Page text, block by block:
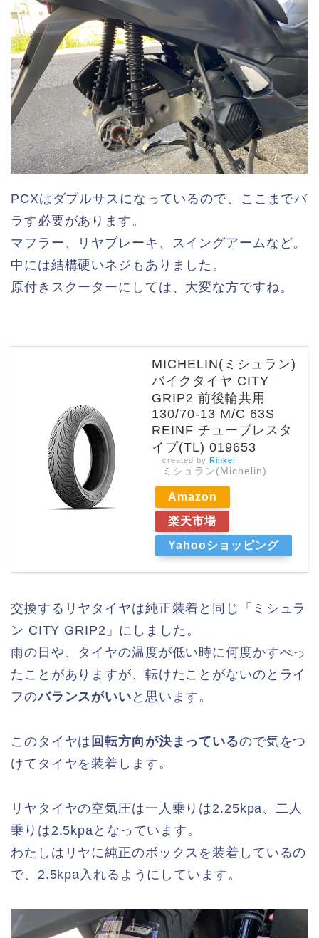
PCXはダブルサスになっているので、ここまでバ
ラす必要があります。
マフラー、リヤブレーキ、スイングアームなど。
中には結構硬いネジもありました。
原付きスクーターにしては、大変な方ですね。
MICHELIN(ミシュラン)
バイクタイヤ CITY
GRIP2 前後輪共用
130/70-13 M/C 63S
REINF チューブレスタ
イプ(TL) 019653
created by Rinker
ミシュラン(Michelin)
Amazon
楽天市場
Yahooショッピング
交換するリヤタイヤは純正装着と同じ「ミシュラ
ン CITY GRIP2」にしました。
雨の日や、タイヤの温度が低い時に何度かすべっ
たことがありますが、転けたことがないのとライ
フのバランスがいい と思います。
このタイヤは 回転方向が決まっているので気をつ
けてタイヤを装着します。
リヤタイヤの空気圧は一人乗りは2.25kpa、二人
乗りは2.5kpaとなっています。
わたしはリヤに純正のボックスを装着しているの
で、2.5kpa入れるようにしています。